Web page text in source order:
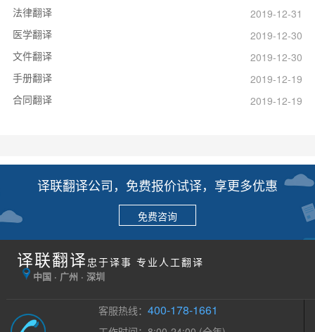
法律翻译
2019-12-31
医学翻译
2019-12-30
文件翻译
2019-12-30
手册翻译
2019-12-19
合同翻译
2019-12-19
译联翻译公司，免费报价试译，享更多优惠
免费咨询
译联翻译 忠于译事 专业人工翻译
中国 · 广州 · 深圳
客服热线：400-178-1661